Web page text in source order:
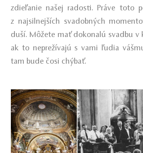
zdieľanie našej radosti. Práve toto
z najsilnejších svadobných
duší. Môžete mať dokonalú svadbu v
ak to neprežívajú s vami ľudia
tam bude čosi chýbať.